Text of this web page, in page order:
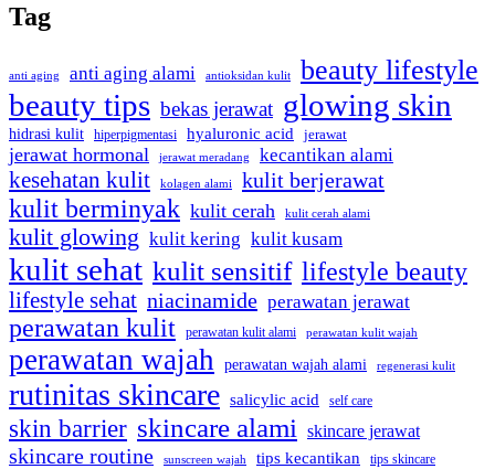
Tag
anti aging anti aging alami antioksidan kulit beauty lifestyle
beauty tips bekas jerawat glowing skin
hidrasi kulit hiperpigmentasi hyaluronic acid jerawat
jerawat hormonal jerawat meradang kecantikan alami
kesehatan kulit kolagen alami kulit berjerawat
kulit berminyak kulit cerah kulit cerah alami
kulit glowing kulit kering kulit kusam
kulit sehat kulit sensitif lifestyle beauty
lifestyle sehat niacinamide perawatan jerawat
perawatan kulit perawatan kulit alami perawatan kulit wajah
perawatan wajah perawatan wajah alami regenerasi kulit
rutinitas skincare salicylic acid self care
skin barrier skincare alami skincare jerawat
skincare routine sunscreen wajah tips kecantikan tips skincare